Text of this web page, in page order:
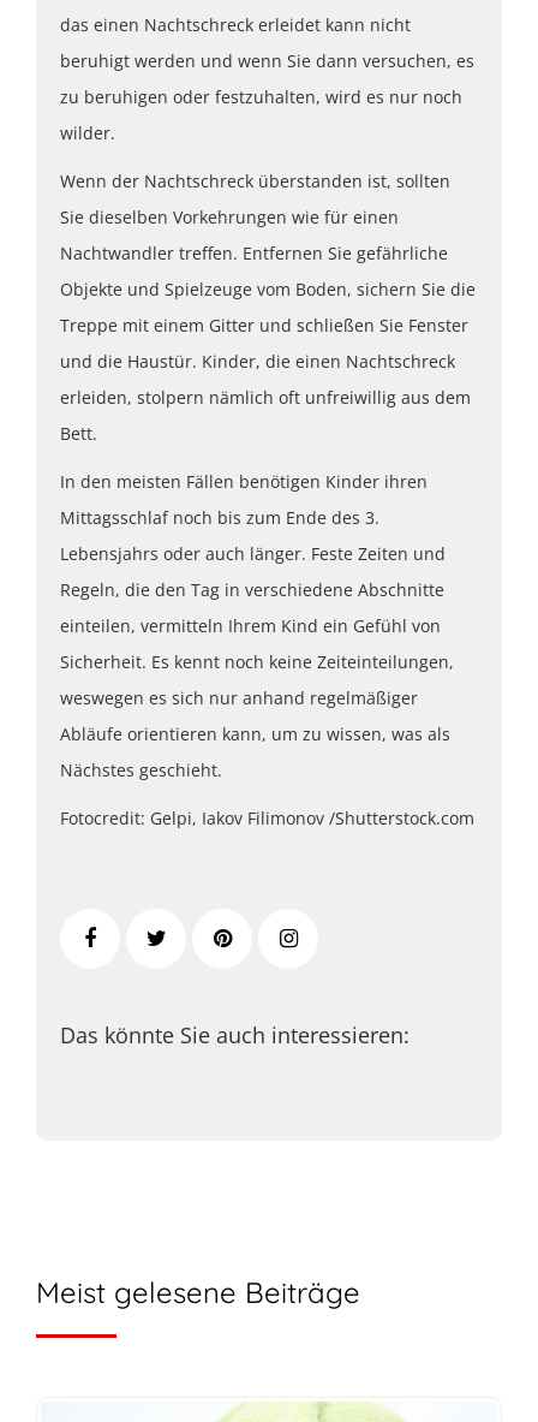
das einen Nachtschreck erleidet kann nicht
beruhigt werden und wenn Sie dann versuchen, es
zu beruhigen oder festzuhalten, wird es nur noch
wilder.
Wenn der Nachtschreck überstanden ist, sollten
Sie dieselben Vorkehrungen wie für einen
Nachtwandler treffen. Entfernen Sie gefährliche
Objekte und Spielzeuge vom Boden, sichern Sie die
Treppe mit einem Gitter und schließen Sie Fenster
und die Haustür. Kinder, die einen Nachtschreck
erleiden, stolpern nämlich oft unfreiwillig aus dem
Bett.
In den meisten Fällen benötigen Kinder ihren
Mittagsschlaf noch bis zum Ende des 3.
Lebensjahrs oder auch länger. Feste Zeiten und
Regeln, die den Tag in verschiedene Abschnitte
einteilen, vermitteln Ihrem Kind ein Gefühl von
Sicherheit. Es kennt noch keine Zeiteinteilungen,
weswegen es sich nur anhand regelmäßiger
Abläufe orientieren kann, um zu wissen, was als
Nächstes geschieht.
Fotocredit: Gelpi, Iakov Filimonov /Shutterstock.com
Das könnte Sie auch interessieren:
Meist gelesene Beiträge